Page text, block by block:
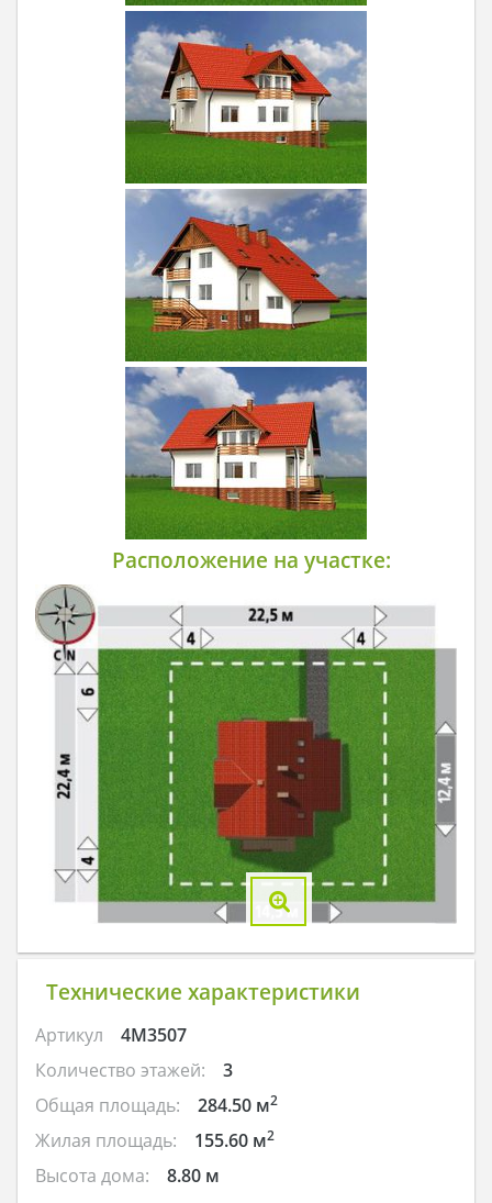
Расположение на участке:
Технические характеристики
Артикул
4M3507
Количество этажей:
3
Общая площадь:
284.50 м2
Жилая площадь: 155.60 м2
Высота дома:
8.80 м